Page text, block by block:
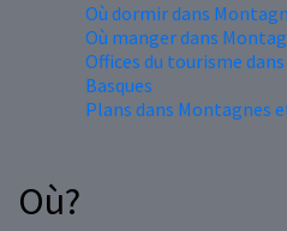
Où dormir dans
Où manger dans
Offices du tourisme
Basques
Plans dans Montagnes
Où?